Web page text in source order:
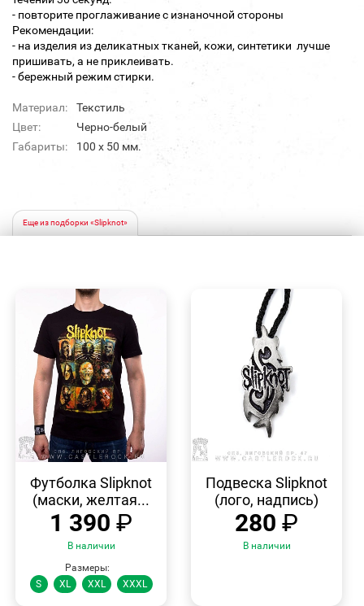
- повторите проглаживание с изнаночной стороны
Рекомендации:
- на изделия из деликатных тканей, кожи, синтетики лучше
пришивать, а не приклеивать.
- бережный режим стирки.
Материал:
Текстиль
Цвет:
Черно-белый
Габариты:
100 х 50 мм.
Еще из подборки «Slipknot»
ПРОСМОТР
Футболка Slipknot
(маски, желтая...
1 390 ₽
В наличии
Размеры:
S
XL XXL XXXL
ПРОСМОТР
Подвеска Slipknot
(лого, надпись)
280 ₽
В наличии